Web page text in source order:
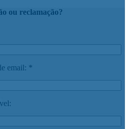
ou reclamação?
email: *